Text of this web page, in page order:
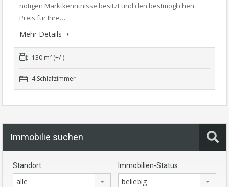
nötigen Marktkenntnisse besitzt und den bestmöglichen
Preis für Ihre…
Mehr Details
130 m² (+/-)
4 Schlafzimmer
Immobilie suchen
Standort
alle
Immobilien-Status
beliebig